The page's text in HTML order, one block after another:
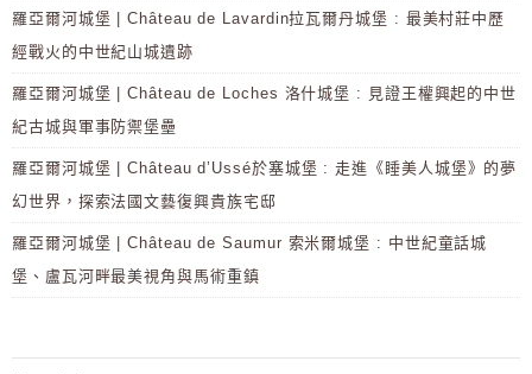
羅亞爾河城堡 | Château de Lavardin拉瓦爾丹城堡 : 最美村莊中歷
經戰火的中世紀山城遺跡
羅亞爾河城堡 | Château de Loches 洛什城堡 : 見證王權興起的中世
紀古城與軍事防禦堡壘
羅亞爾河城堡 | Château d’Ussé於塞城堡 : 走進《睡美人城堡》的夢
幻世界，探索法國文藝復興貴族宅邸
羅亞爾河城堡 | Château de Saumur 索米爾城堡 : 中世紀童話城
堡、盧瓦河畔最美視角與馬術重鎮